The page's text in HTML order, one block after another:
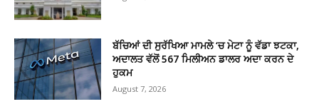
ਬੱਚਿਆਂ ਦੀ ਸੁਰੱਖਿਆ ਮਾਮਲੇ ‘ਚ ਮੇਟਾ ਨੂੰ ਵੱਡਾ ਝਟਕਾ,
ਅਦਾਲਤ ਵੱਲੋਂ 567 ਮਿਲੀਅਨ ਡਾਲਰ ਅਦਾ ਕਰਨ ਦੇ
ਹੁਕਮ
August 7, 2026